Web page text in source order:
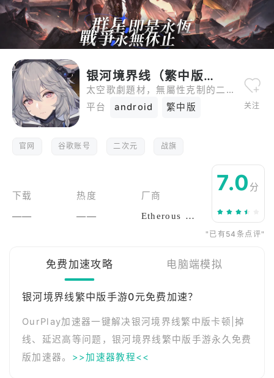
银河境界线（繁中版）
太空歌劇題材，無屬性克制的二次元超策略戰棋《銀河境界線》
平台
android 繁中版 关注
官网 谷歌账号 二次元 战旗
下载
——
热度
——
厂商
Etherous Games
7.0 分
"已有54条点评"
免费加速攻略 电脑端模拟
银河境界线繁中版手游0元免费加速？
OurPlay加速器一键解决银河境界线繁中版卡顿|掉
线、延迟高等问题，银河境界线繁中版手游永久免费
版加速器。 >>加速器教程<<